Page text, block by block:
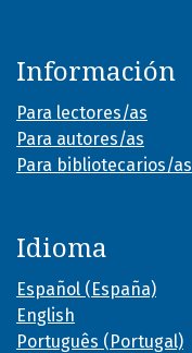
Información
Para lectores/as
Para autores/as
Para bibliotecarios/as
Idioma
Español (España)
English
Português (Portugal)